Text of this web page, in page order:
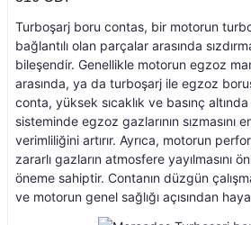
W906 (2006-2018)
(2002-2005)
W447 (2014-)
2015-
1997
Turboşarj boru contas, bir motorun
bağlantılı olan parçalar arasında
bileşendir. Genellikle motorun egzoz
arasında, ya da turboşarj ile egzoz
conta, yüksek sıcaklık ve basınç
sisteminde egzoz gazlarının sızmasını
verimliliğini artırır. Ayrıca, motorun
zararlı gazların atmosfere yayılmasını
öneme sahiptir. Contanın düzgün
ve motorun genel sağlığı açısından